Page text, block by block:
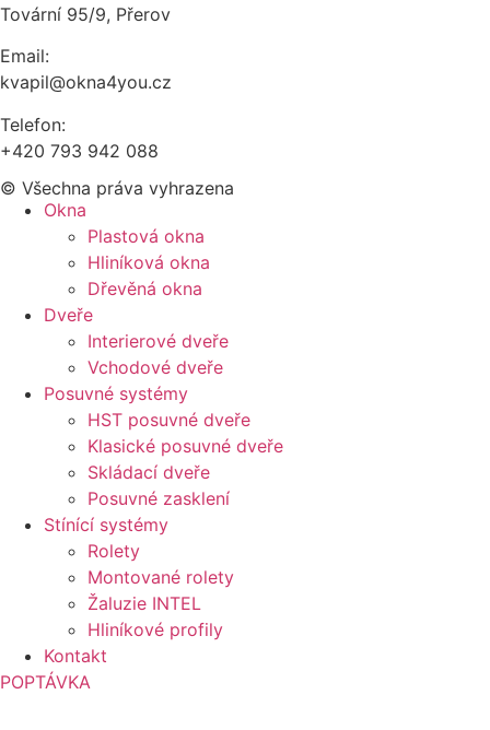
Tovární 95/9, Přerov
Email:
kvapil@okna4you.cz
Telefon:
+420 793 942 088
© Všechna práva vyhrazena
Okna
Plastová okna
Hliníková okna
Dřevěná okna
Dveře
Interierové dveře
Vchodové dveře
Posuvné systémy
HST posuvné dveře
Klasické posuvné dveře
Skládací dveře
Posuvné zasklení
Stínící systémy
Rolety
Montované rolety
Žaluzie INTEL
Hliníkové profily
Kontakt
POPTÁVKA